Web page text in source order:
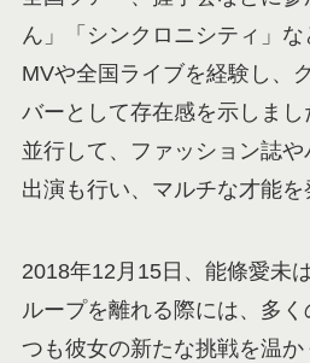
ん」「シンクロニシティ」
MVや全国ライブを経験し、
バーとして存在感を示しまし
並行して、ファッション誌
出演も行い、マルチな才能を
2018年12月15日、能條愛未
ループを離れる際には、多
つも彼女の新たな挑戦を温